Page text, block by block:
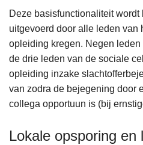
Deze basisfunctionaliteit
uitgevoerd door alle leden van
opleiding kregen. Negen
de drie leden van de sociale
opleiding inzake
van zodra de bejegening door
collega opportuun is (bij
Lokale opsporing en